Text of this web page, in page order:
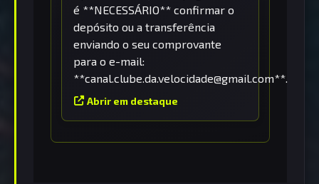
é **NECESSÁRIO** confirmar o
depósito ou a transferência
enviando o seu comprovante
para o e-mail:
**canal.clube.da.velocidade@gmail.com**.
Abrir em destaque